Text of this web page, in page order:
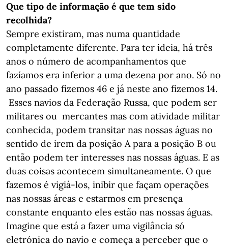
Que tipo de informação é que tem sido
recolhida?
Sempre existiram, mas numa quantidade
completamente diferente. Para ter ideia, há três
anos o número de acompanhamentos que
fazíamos era inferior a uma dezena por ano. Só no
ano passado fizemos 46 e já neste ano fizemos 14.
Esses navios da Federação Russa, que podem ser
militares ou mercantes mas com atividade militar
conhecida, podem transitar nas nossas águas no
sentido de irem da posição A para a posição B ou
então podem ter interesses nas nossas águas. E as
duas coisas acontecem simultaneamente. O que
fazemos é vigiá-los, inibir que façam operações
nas nossas áreas e estarmos em presença
constante enquanto eles estão nas nossas águas.
Imagine que está a fazer uma vigilância só
eletrónica do navio e começa a perceber que o